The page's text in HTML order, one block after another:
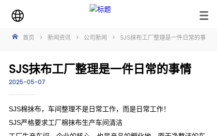
首页 > 新闻资讯 > 公司新闻 > SJS抹布工厂整理是一件日常的事情
SJS抹布工厂整理是一件日常的事情
2025-05-07